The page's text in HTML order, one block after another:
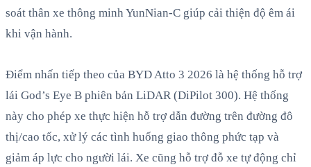
soát thân xe thông minh YunNian-C giúp cải thiện độ êm ái
khi vận hành.
Điểm nhấn tiếp theo của BYD Atto 3 2026 là hệ thống hỗ trợ
lái God’s Eye B phiên bản LiDAR (DiPilot 300). Hệ thống
này cho phép xe thực hiện hỗ trợ dẫn đường trên đường đô
thị/cao tốc, xử lý các tình huống giao thông phức tạp và
giảm áp lực cho người lái. Xe cũng hỗ trợ đỗ xe tự động chỉ